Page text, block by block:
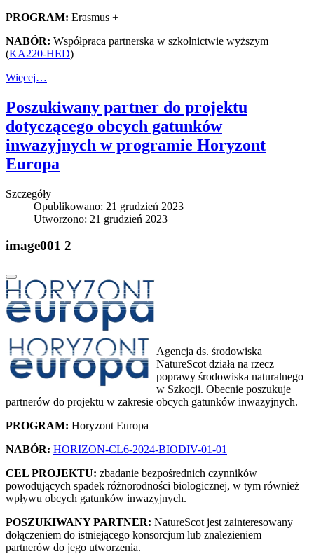
PROGRAM: Erasmus +
NABÓR: Współpraca partnerska w szkolnictwie wyższym
(KA220-HED)
Więcej…
Poszukiwany partner do projektu
dotyczącego obcych gatunków
inwazyjnych w programie Horyzont
Europa
Szczegóły
Opublikowano: 21 grudzień 2023
Utworzono: 21 grudzień 2023
image001 2
Agencja ds. środowiska
NatureScot działa na rzecz
poprawy środowiska naturalnego
w Szkocji. Obecnie poszukuje
partnerów do projektu w zakresie obcych gatunków inwazyjnych.
PROGRAM: Horyzont Europa
NABÓR: HORIZON-CL6-2024-BIODIV-01-01
CEL PROJEKTU: zbadanie bezpośrednich czynników
powodujących spadek różnorodności biologicznej, w tym również
wpływu obcych gatunków inwazyjnych.
POSZUKIWANY PARTNER: NatureScot jest zainteresowany
dołączeniem do istniejącego konsorcjum lub znalezieniem
partnerów do jego utworzenia.